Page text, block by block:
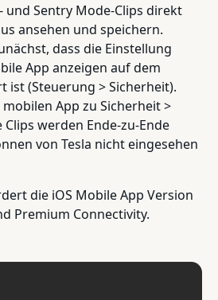
und Sentry Mode-Clips direkt
ansehen und speichern.
dass die Einstellung
App anzeigen auf dem
ist (Steuerung > Sicherheit).
App zu Sicherheit >
Clips werden Ende-zu-Ende
von Tesla nicht eingesehen
die iOS Mobile App Version
Premium Connectivity.